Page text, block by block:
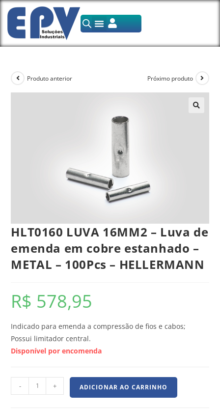
Produto anterior Próximo produto
HLT0160 LUVA 16MM2 – Luva de
emenda em cobre estanhado –
METAL – 100Pcs – HELLERMANN
R$ 578,95
Indicado para emenda a compressão de fios e cabos;
Possui limitador central.
Disponível por encomenda
- + ADICIONAR AO CARRINHO